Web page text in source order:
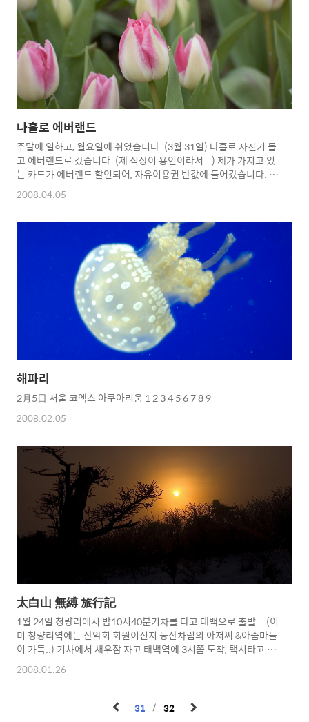
나홀로 에버랜드
주말에 일하고, 월요일에 쉬었습니다. (3월 31일) 나홀로 사진기 들
고 에버랜드로 갔습니다. (제 직장이 용인이라서...) 제가 가지고 있
는 카드가 에버랜드 할인되어, 자유이용권 반값에 들어갔습니다. 월
요일인데도 사람이 좀 많습니다. 에버랜드에 갈 때엔 혼자 뭔 재미
로 놀이기구를 타나 갔는데, 혼자 타는 재미도 있군요. 탈만한 것은
이 폈더라구요. 이번엔 퍼레이드 사진입니다. 북을 치는 모습이 인
상적이었습니다. 여자만 찍고 남자는 왜 안찍었냐고 할까봐 남자 사
진도 한 장 올립니다. 저렇게 높은 곳에서 가면을 쓰고 춤을 추고 있
습니다. 전 저렇게 높은 곳에 올라가면 다리가 떨리던데... 그런데
희한하게 놀이기구는 잘 탑니다. 다른 가면 쓴 ..
2008.04.05
해파리
2月5日 서울 코엑스 아쿠아리움 1 2 3 4 5 6 7 8 9
2008.02.05
太白山 無縛 旅行記
1월 24일 청량리에서 밤10시40분기차를 타고 태백으로 출발... (이
미 청량리역에는 산악회 회원이신지 등산차림의 아저씨 &아줌마들
이 가득..) 기차에서 새우잠 자고 태백역에 3시쯤 도착, 택시타고 매
표소 이동... (현금 미리 안챙겨서 나중에 난감...택시비 만오천원)
바로 올라갈까 하는데, 어떤 아저씨 曰, 지금 올라가서 해 뜨는것 기
의 4륜구동차(차이름 까먹음...스포티지보다 상급) 가지고 오셨다.
2008.01.26
31 32